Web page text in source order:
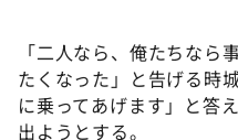
「二人なら、俺たちなら
たくなった」と告げる時
に乗ってあげます」と答
出ようとする。